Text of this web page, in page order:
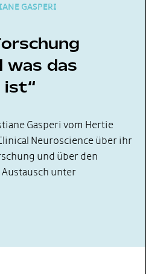
GASPERI
was das
ist
Gasperi vom Hertie
Neuroscience über ihr
und über den
unter